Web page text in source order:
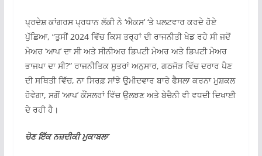
ਪ੍ਰਦੇਸ਼ ਕਾਂਗਰਸ ਪ੍ਰਧਾਨ ਲੱਕੀ ਨੇ ‘ਐਕਸ’ ‘ਤੇ ਪਲਟਵਾਰ ਕਰਦੇ ਹੋਏ
ਪੁੱਛਿਆ, “ਤੁਸੀਂ 2024 ਵਿੱਚ ਕਿਸ ਤਰ੍ਹਾਂ ਦੀ ਰਾਜਨੀਤੀ ਖੇਡ ਰਹੇ ਸੀ ਜਦੋਂ
ਮੇਅਰ ‘ਆਪ’ ਦਾ ਸੀ ਅਤੇ ਸੀਨੀਅਰ ਡਿਪਟੀ ਮੇਅਰ ਅਤੇ ਡਿਪਟੀ ਮੇਅਰ
ਭਾਜਪਾ ਦਾ ਸੀ?” ਰਾਜਨੀਤਿਕ ਸੂਤਰਾਂ ਅਨੁਸਾਰ, ਗਠਜੋੜ ਵਿੱਚ ਦਰਾਰ ਪੈਣ
ਦੀ ਸਥਿਤੀ ਵਿੱਚ, ਨਾ ਸਿਰਫ਼ ਸਾਂਝੇ ਉਮੀਦਵਾਰ ਬਾਰੇ ਫੈਸਲਾ ਕਰਨਾ ਮੁਸ਼ਕਲ
ਹੋਵੇਗਾ, ਸਗੋਂ ‘ਆਪ’ ਕੌਂਸਲਰਾਂ ਵਿੱਚ ਉਲਝਣ ਅਤੇ ਬੇਚੈਨੀ ਵੀ ਵਧਦੀ ਦਿਖਾਈ
ਦੇ ਰਹੀ ਹੈ।
ਚੋਣ ਇੱਕ ਨਜ਼ਦੀਕੀ ਮੁਕਾਬਲਾ